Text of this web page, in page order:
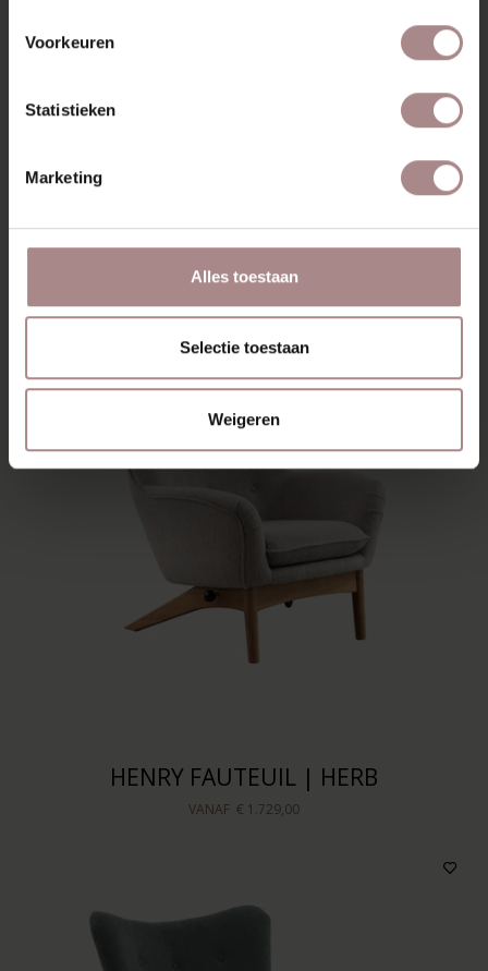
Voorkeuren
Statistieken
Marketing
Alles toestaan
Selectie toestaan
Weigeren
FREDDI FAUTEUIL | HAZEL
HENRY FAUTEUIL | HERB
VANAF € 1.729,00